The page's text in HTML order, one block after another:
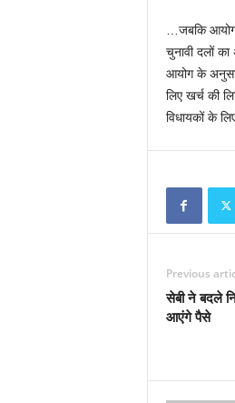
…जबकि
चुनावी दलों
आयोग के
लिए खर्च की
विधायकों के
Previous
सेबी ने बदले
आएंगे पैसे